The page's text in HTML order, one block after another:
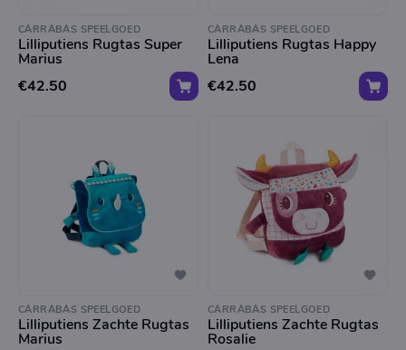
CARRABAS SPEELGOED
Lilliputiens Rugtas Super
Marius
€42.50
CARRABAS SPEELGOED
Lilliputiens Rugtas Happy
Lena
€42.50
CARRABAS SPEELGOED
Lilliputiens Zachte Rugtas
Marius
CARRABAS SPEELGOED
Lilliputiens Zachte Rugtas
Rosalie